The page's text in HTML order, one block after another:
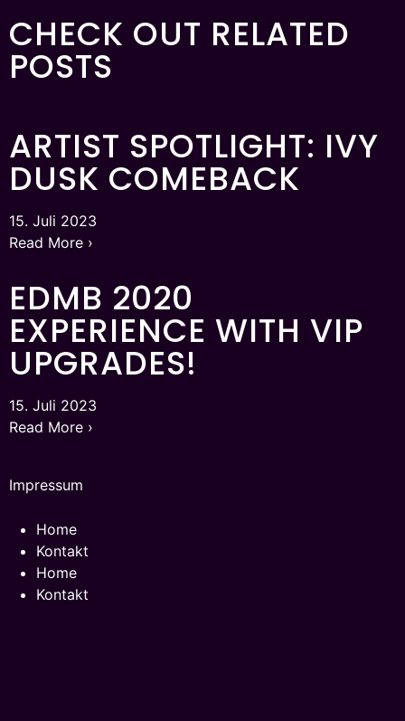
CHECK OUT RELATED
POSTS
ARTIST SPOTLIGHT: IVY
DUSK COMEBACK
15. Juli 2023
Read More ›
EDMB 2020
EXPERIENCE WITH VIP
UPGRADES!
15. Juli 2023
Read More ›
Impressum
Home
Kontakt
Home
Kontakt